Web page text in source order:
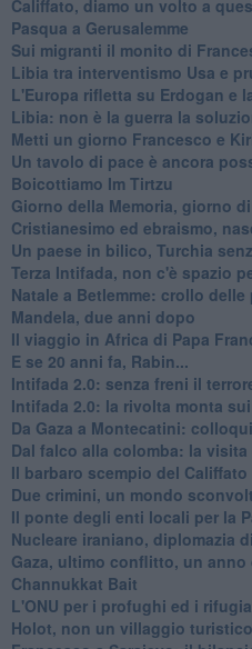
Califfato, diamo un volto a
Pasqua a Gerusalemme
Sui migranti il monito di
Libia tra interventismo Usa e
L'Europa rifletta su Erdogan e
Libia: non è la guerra la
Metti un giorno Francesco e
Un tavolo di pace è ancora
Boicottiamo Im Tirtzu
Giorno della Memoria, giorno
Cristianesimo ed ebraismo,
Un paese in bilico, Turchia
Terza Intifada, non c'è spazio
Natale a Betlemme: crollo delle
Mandela, due anni dopo
Il viaggio in Africa di Papa
E se 20 anni fa, Rabin...
Intifada 2.0: senza freni il
Intifada 2.0: la rivolta monta
Da Gaza a Montecatini:
Dal falco alla colomba: la
Il barbaro scempio del Califfato
Due crimini, un mondo
Il ponte degli enti locali per la
Nucleare iraniano, diplomazia
Gaza, ultimo conflitto, un anno
Channukkat Bait
L'ONU per i profughi ed i
Holot, non un villaggio turistico